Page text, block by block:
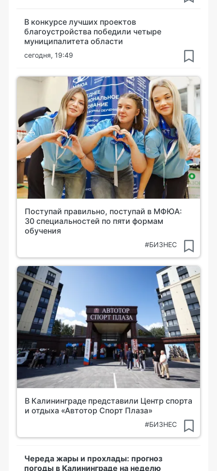
В конкурсе лучших проектов
благоустройства победили четыре
муниципалитета области
сегодня, 19:49
Поступай правильно, поступай в МФЮА:
30 специальностей по пяти формам
обучения
#БИЗНЕС
В Калининграде представили Центр спорта
и отдыха «Автотор Спорт Плаза»
#БИЗНЕС
Череда жары и прохлады: прогноз
погоды в Калининграде на неделю